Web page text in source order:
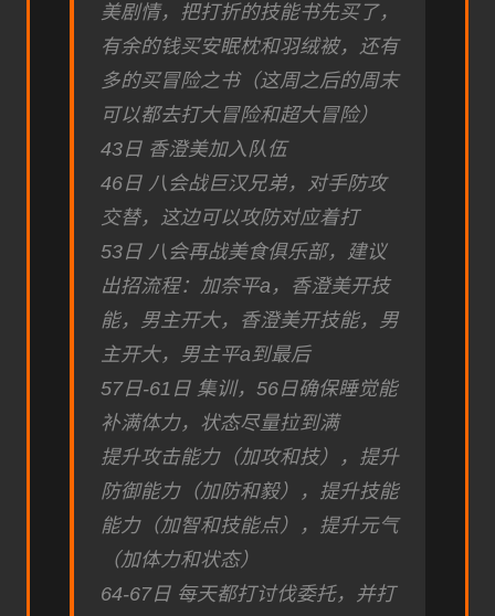
美剧情，把打折的技能书先买了，
有余的钱买安眠枕和羽绒被，还有
多的买冒险之书（这周之后的周末
可以都去打大冒险和超大冒险）
43日 香澄美加入队伍
46日 八会战巨汉兄弟，对手防攻
交替，这边可以攻防对应着打
53日 八会再战美食俱乐部，建议
出招流程：加奈平a，香澄美开技
能，男主开大，香澄美开技能，男
主开大，男主平a到最后
57日-61日 集训，56日确保睡觉能
补满体力，状态尽量拉到满
提升攻击能力（加攻和技），提升
防御能力（加防和毅），提升技能
能力（加智和技能点），提升元气
（加体力和状态）
64-67日 每天都打讨伐委托，并打